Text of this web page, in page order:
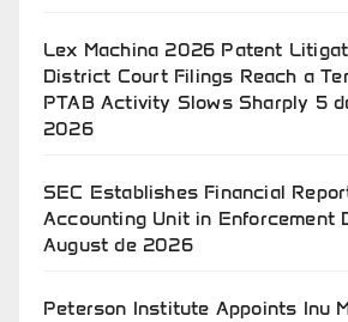
Lex Machina 2026 Patent
District Court Filings Reach a
PTAB Activity Slows Sharply 5
2026
SEC Establishes Financial
Accounting Unit in Enforcement
August de 2026
Peterson Institute Appoints Inu